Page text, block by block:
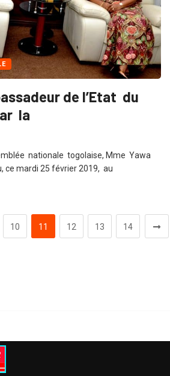
de l’Etat du
la
nationale togolaise, Mme Yawa
ce mardi 25 février 2019, au
10 11 12 13 14